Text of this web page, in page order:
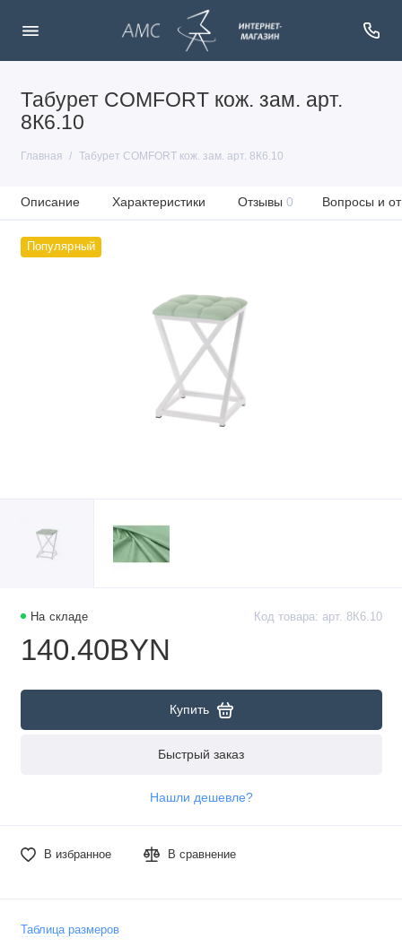
Табурет COMFORT кож. зам. арт.
8К6.10
Главная Табурет COMFORT кож. зам. арт. 8К6.10
Описание Характеристики Отзывы 0 Вопросы и
Популярный
На складе Код товара: арт. 8К6.10
140.40BYN
Купить
Быстрый заказ
Нашли дешевле?
В избранное В сравнение
Таблица размеров